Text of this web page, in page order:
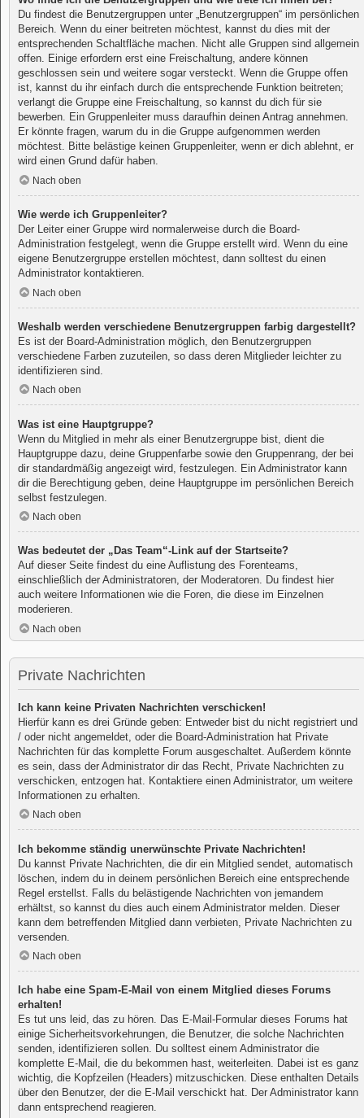
Du findest die Benutzergruppen unter „Benutzergruppen“ im persönlichen
Bereich. Wenn du einer beitreten möchtest, kannst du dies mit der
entsprechenden Schaltfläche machen. Nicht alle Gruppen sind allgemein
offen. Einige erfordern erst eine Freischaltung, andere können
geschlossen sein und weitere sogar versteckt. Wenn die Gruppe offen
ist, kannst du ihr einfach durch die entsprechende Funktion beitreten;
verlangt die Gruppe eine Freischaltung, so kannst du dich für sie
bewerben. Ein Gruppenleiter muss daraufhin deinen Antrag annehmen.
Er könnte fragen, warum du in die Gruppe aufgenommen werden
möchtest. Bitte belästige keinen Gruppenleiter, wenn er dich ablehnt, er
wird einen Grund dafür haben.
Nach oben
Wie werde ich Gruppenleiter?
Der Leiter einer Gruppe wird normalerweise durch die Board-
Administration festgelegt, wenn die Gruppe erstellt wird. Wenn du eine
eigene Benutzergruppe erstellen möchtest, dann solltest du einen
Administrator kontaktieren.
Nach oben
Weshalb werden verschiedene Benutzergruppen farbig dargestellt?
Es ist der Board-Administration möglich, den Benutzergruppen
verschiedene Farben zuzuteilen, so dass deren Mitglieder leichter zu
identifizieren sind.
Nach oben
Was ist eine Hauptgruppe?
Wenn du Mitglied in mehr als einer Benutzergruppe bist, dient die
Hauptgruppe dazu, deine Gruppenfarbe sowie den Gruppenrang, der bei
dir standardmäßig angezeigt wird, festzulegen. Ein Administrator kann
dir die Berechtigung geben, deine Hauptgruppe im persönlichen Bereich
selbst festzulegen.
Nach oben
Was bedeutet der „Das Team“-Link auf der Startseite?
Auf dieser Seite findest du eine Auflistung des Forenteams,
einschließlich der Administratoren, der Moderatoren. Du findest hier
auch weitere Informationen wie die Foren, die diese im Einzelnen
moderieren.
Nach oben
Private Nachrichten
Ich kann keine Privaten Nachrichten verschicken!
Hierfür kann es drei Gründe geben: Entweder bist du nicht registriert und
/ oder nicht angemeldet, oder die Board-Administration hat Private
Nachrichten für das komplette Forum ausgeschaltet. Außerdem könnte
es sein, dass der Administrator dir das Recht, Private Nachrichten zu
verschicken, entzogen hat. Kontaktiere einen Administrator, um weitere
Informationen zu erhalten.
Nach oben
Ich bekomme ständig unerwünschte Private Nachrichten!
Du kannst Private Nachrichten, die dir ein Mitglied sendet, automatisch
löschen, indem du in deinem persönlichen Bereich eine entsprechende
Regel erstellst. Falls du belästigende Nachrichten von jemandem
erhältst, so kannst du dies auch einem Administrator melden. Dieser
kann dem betreffenden Mitglied dann verbieten, Private Nachrichten zu
versenden.
Nach oben
Ich habe eine Spam-E-Mail von einem Mitglied dieses Forums
erhalten!
Es tut uns leid, das zu hören. Das E-Mail-Formular dieses Forums hat
einige Sicherheitsvorkehrungen, die Benutzer, die solche Nachrichten
senden, identifizieren sollen. Du solltest einem Administrator die
komplette E-Mail, die du bekommen hast, weiterleiten. Dabei ist es ganz
wichtig, die Kopfzeilen (Headers) mitzuschicken. Diese enthalten Details
über den Benutzer, der die E-Mail verschickt hat. Der Administrator kann
dann entsprechend reagieren.